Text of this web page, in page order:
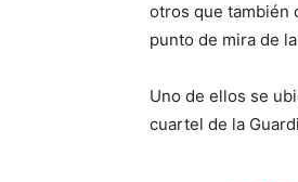
otros que también
punto de mira de
Uno de ellos se
cuartel de la